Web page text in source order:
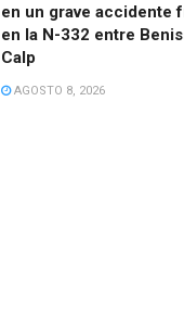
en un grave accidente
en la N-332 entre
Calp
AGOSTO 8, 2026